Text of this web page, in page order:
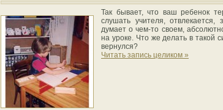
Так бывает, что ваш ребенок
слушать учителя,
думает о чем-то своем,
на уроке. Что же делать в такой
вернулся?
Читать запись целиком »